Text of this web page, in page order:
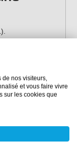
de
à utiliser.
de nos visiteurs,
et vous faire vivre
sur les cookies que